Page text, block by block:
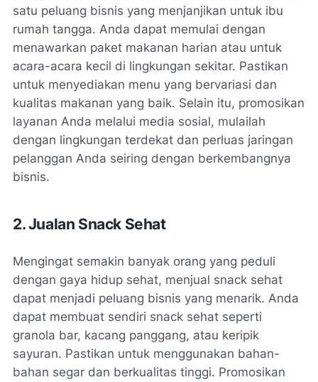
satu peluang bisnis yang menjanjikan untuk ibu
rumah tangga. Anda dapat memulai dengan
menawarkan paket makanan harian atau untuk
acara-acara kecil di lingkungan sekitar. Pastikan
untuk menyediakan menu yang bervariasi dan
kualitas makanan yang baik. Selain itu, promosikan
layanan Anda melalui media sosial, mulailah
dengan lingkungan terdekat dan perluas jaringan
pelanggan Anda seiring dengan berkembangnya
bisnis.
2. Jualan Snack Sehat
Mengingat semakin banyak orang yang peduli
dengan gaya hidup sehat, menjual snack sehat
dapat menjadi peluang bisnis yang menarik. Anda
dapat membuat sendiri snack sehat seperti
granola bar, kacang panggang, atau keripik
sayuran. Pastikan untuk menggunakan bahan-
bahan segar dan berkualitas tinggi. Promosikan